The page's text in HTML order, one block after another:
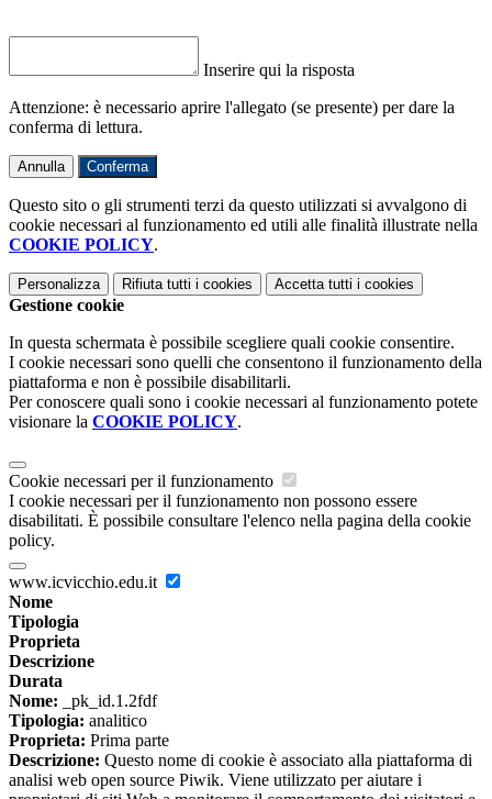
Inserire qui la risposta
Attenzione: è necessario aprire l'allegato (se presente) per dare la
conferma di lettura.
Annulla Conferma
Questo sito o gli strumenti terzi da questo utilizzati si avvalgono di
cookie necessari al funzionamento ed utili alle finalità illustrate nella
COOKIE POLICY.
Personalizza Rifiuta tutti i cookies Accetta tutti i cookies
Gestione cookie
In questa schermata è possibile scegliere quali cookie consentire.
I cookie necessari sono quelli che consentono il funzionamento della
piattaforma e non è possibile disabilitarli.
Per conoscere quali sono i cookie necessari al funzionamento potete
visionare la COOKIE POLICY.
Cookie necessari per il funzionamento
I cookie necessari per il funzionamento non possono essere
disabilitati. È possibile consultare l'elenco nella pagina della cookie
policy.
www.icvicchio.edu.it
Nome
Tipologia
Proprieta
Descrizione
Durata
Nome: _pk_id.1.2fdf
Tipologia: analitico
Proprieta: Prima parte
Descrizione: Questo nome di cookie è associato alla piattaforma di
analisi web open source Piwik. Viene utilizzato per aiutare i